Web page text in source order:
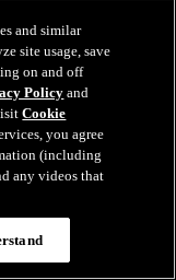
and similar
site usage, save
on and off
Policyand
Cookie
you agree
(including
any videos that